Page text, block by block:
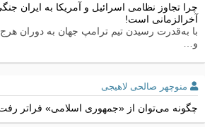
چرا تجاوز نظامی اسرائیل و آمریکا به ایران
آخرالزمانی است!
با به‌قدرت رسیدن تیم ترامپ جهان به دوران
و…
منوچهر صالحی لاهیجی
چگونه می‌توان از «جمهوری اسلامی» فراتر